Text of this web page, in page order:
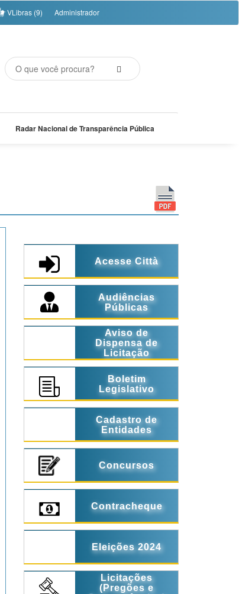
VLibras (9) Administrador
Radar Nacional de Transparência Pública
Acesse Città
Audiências
Públicas
Aviso de
Dispensa de
Licitação
Boletim
Legislativo
Cadastro de
Entidades
Concursos
Contracheque
Eleições 2024
Licitações
(Pregões e